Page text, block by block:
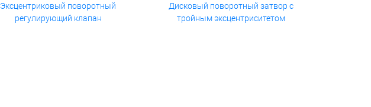
Эксцентриковый поворотный
регулирующий клапан
Дисковый поворотный затвор с
тройным эксцентриситетом